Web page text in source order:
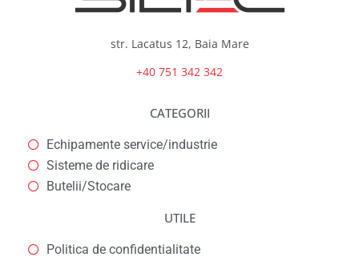
str. Lacatus 12, Baia Mare
+40 751 342 342
CATEGORII
Echipamente service/industrie
Sisteme de ridicare
Butelii/Stocare
UTILE
Politica de confidentialitate